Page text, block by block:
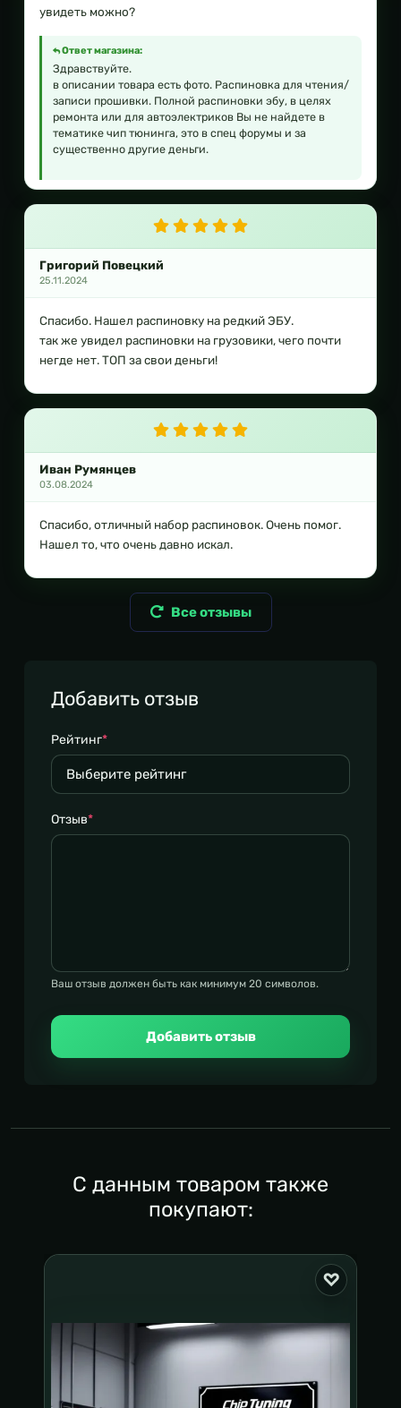
увидеть можно?
Ответ магазина:
Здравствуйте.
в описании товара есть фото. Распиновка для чтения/
записи прошивки. Полной распиновки эбу, в целях
ремонта или для автоэлектриков Вы не найдете в
тематике чип тюнинга, это в спец форумы и за
существенно другие деньги.
Григорий Повецкий
25.11.2024
Спасибо. Нашел распиновку на редкий ЭБУ.
так же увидел распиновки на грузовики, чего почти
негде нет. ТОП за свои деньги!
Иван Румянцев
03.08.2024
Спасибо, отличный набор распиновок. Очень помог.
Нашел то, что очень давно искал.
Все отзывы
Добавить отзыв
Рейтинг*
Отзыв*
Ваш отзыв должен быть как минимум 20 символов.
Добавить отзыв
С данным товаром также
покупают: